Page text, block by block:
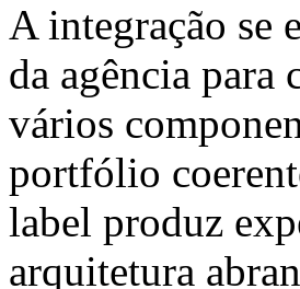
A integração se
da agência para
vários
portfólio
label produz
arquitetura